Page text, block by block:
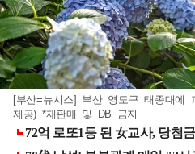
[부산=뉴시스] 부산 영도구 태종대에
제공) *재판매 및 DB 금지